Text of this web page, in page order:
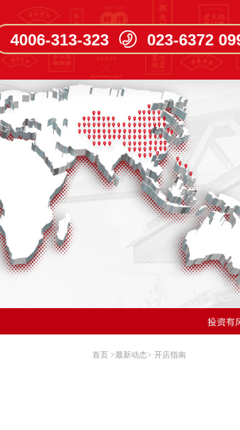
4006-313-323 023-6372
首页>最新动态>开店指南